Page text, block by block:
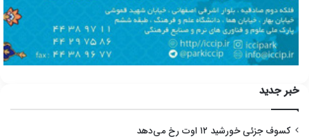
خبر جدید
کسوف جزئی خورشید ۱۲ اوت رخ می‌دهد